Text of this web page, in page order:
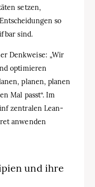
setzen,
so
sind.
Denkweise: „Wir
optimieren
planen, planen
Mal passt“. Im
zentralen Lean-
anwenden
und ihre